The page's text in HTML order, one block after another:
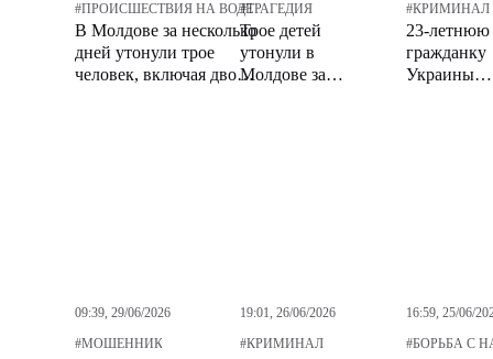
#ПРОИСШЕСТВИЯ НА ВОДЕ
В Молдове за несколько
дней утонули трое
человек, включая двоих
09:39, 29/06/2026
#ТРАГЕДИЯ
Трое детей
утонули в
Молдове за
19:01, 26/06/2026
#КРИМИНАЛ
23-летнюю
гражданку
Украины
16:59, 25/06/
#МОШЕННИКИ #КРИМИНАЛ #БОРЬБА С